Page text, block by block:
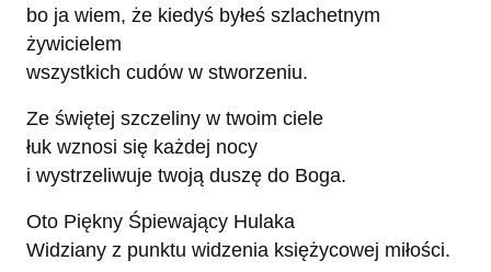
bo ja wiem, że kiedyś byłeś szlachetnym
żywicielem
wszystkich cudów w stworzeniu.
Ze świętej szczeliny w twoim ciele
łuk wznosi się każdej nocy
i wystrzeliwuje twoją duszę do Boga.
Oto Piękny Śpiewający Hulaka
Widziany z punktu widzenia księżycowej miłości.